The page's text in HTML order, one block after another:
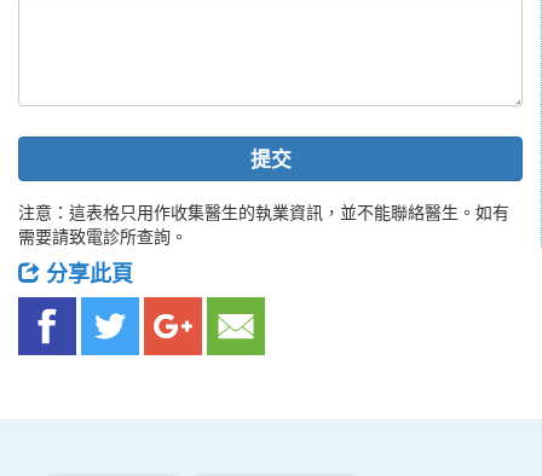
提交
注意：這表格只用作收集醫生的執業資訊，並不能聯絡醫生。如有
需要請致電診所查詢。
分享此頁